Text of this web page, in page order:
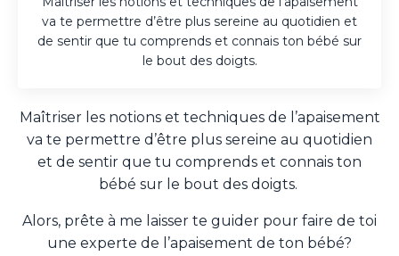
va te permettre d’être plus sereine au quotidien et
de sentir que tu comprends et connais ton bébé sur
le bout des doigts.
Maîtriser les notions et techniques de l’apaisement
va te permettre d’être plus sereine au quotidien
et de sentir que tu comprends et connais ton
bébé sur le bout des doigts.
Alors, prête à me laisser te guider pour faire de toi
une experte de l’apaisement de ton bébé?